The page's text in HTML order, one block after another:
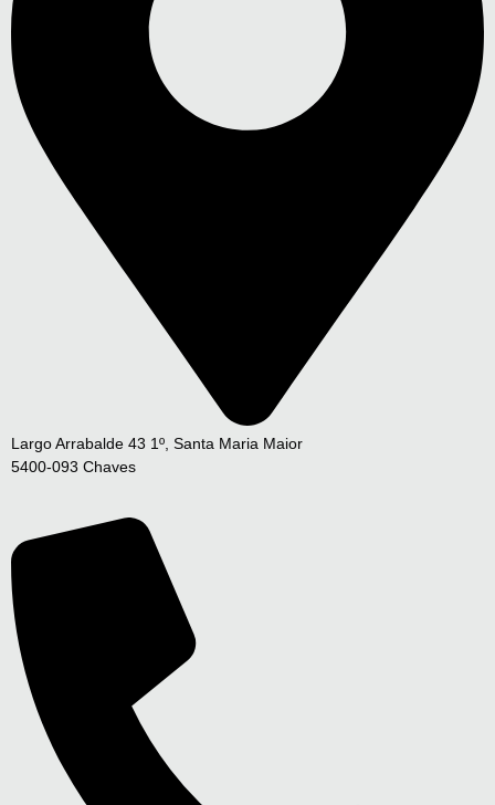
Largo Arrabalde 43 1º, Santa Maria Maior
5400-093 Chaves